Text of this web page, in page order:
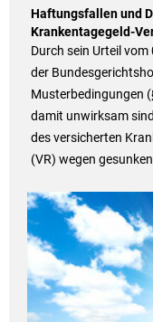
Haftungsfallen und
Krankentagegeld-
Durch sein Urteil
der
Musterbedingungen
damit unwirksam
des versicherten
(VR) wegen